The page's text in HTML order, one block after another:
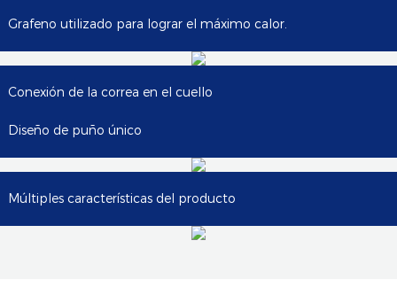
Grafeno utilizado para lograr el máximo calor.
Conexión de la correa en el cuello
Diseño de puño único
Múltiples características del producto